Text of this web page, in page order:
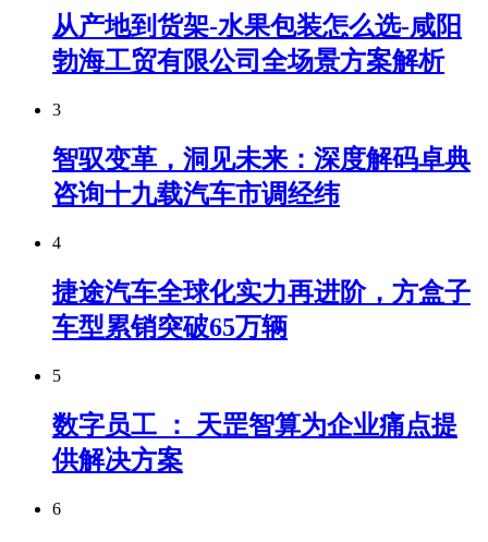
从产地到货架-水果包装怎么选-咸阳
勃海工贸有限公司全场景方案解析
3
智驭变革，洞见未来：深度解码卓典
咨询十九载汽车市调经纬
4
捷途汽车全球化实力再进阶，方盒子
车型累销突破65万辆
5
数字员工 ： 天罡智算为企业痛点提
供解决方案
6